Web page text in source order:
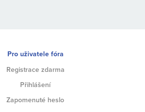
Pro uživatele fóra
Registrace zdarma
Přihlášení
Zapomenuté heslo